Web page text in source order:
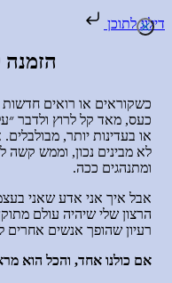
דילוג לתוכן
כשקוראים או רואים חדשות
כעס, מאד קל לרוץ ולדבר
או בעדינות יותר,
לא מבינים נכון, וממש קשה
ומתנהגים ככה.
אבל איך אני אדע שאני
הרצון שלי שיהיה עולם
רעיון שהופך אנשים אחרים
אם כולנו אחד, והכל הוא